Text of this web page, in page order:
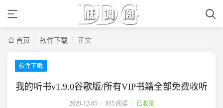
首页 / 软件下载 / 正文
软件下载
我的听书v1.9.0谷歌版/所有VIP书籍全部免费收听
2020-12-05 / 835 阅读 / 已收录